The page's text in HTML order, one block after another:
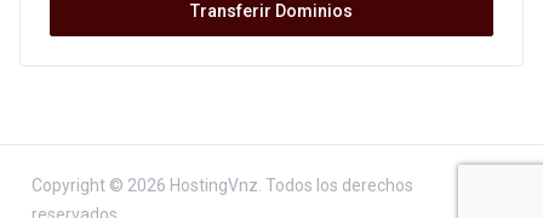
Transferir Dominios
0 dominio(s) seleccionado
Copyright © 2026 HostingVnz. Todos los derechos